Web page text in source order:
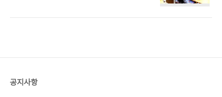
은 결과물을 얻을 수 없을 뿐더러 촬영과는 달리 중간
는 단연 훌륭했습니다. 재밌게 진행하니 시간은 순식
공지사항